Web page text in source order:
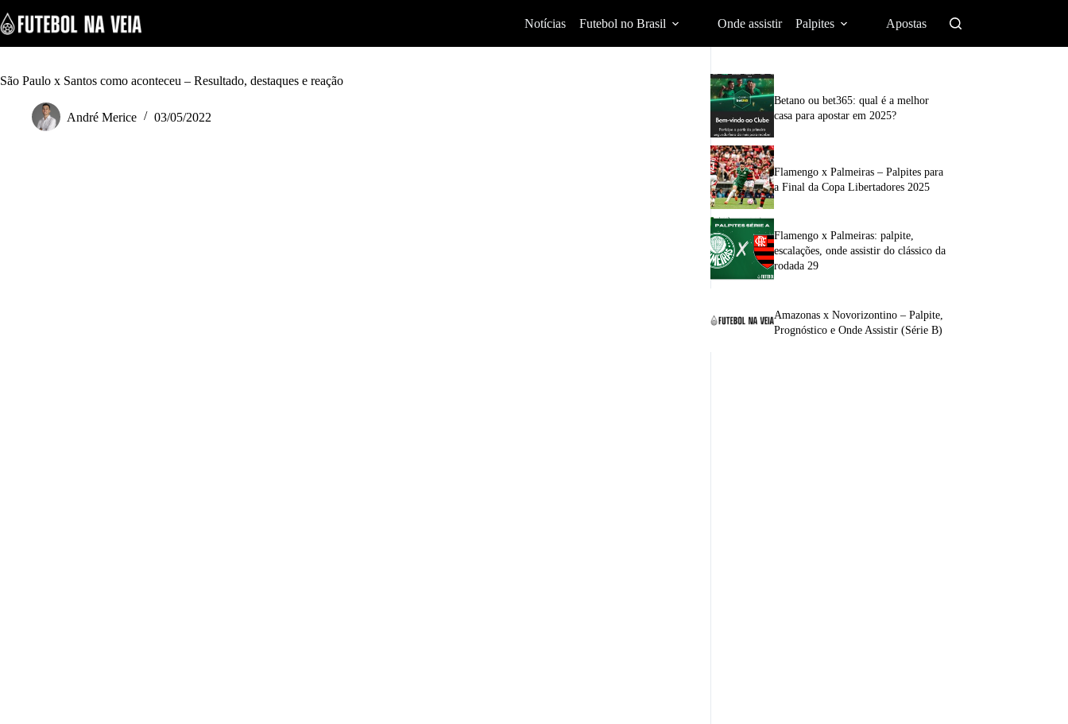
k
i
p
o
Notícias Futebol no Brasil Onde assistir Palpites Apostas
São Paulo x Santos como aconteceu – Resultado, destaques e reação
André Merice 03/05/2022
Betano ou bet365: qual é a melhor
casa para apostar em 2025?
Flamengo x Palmeiras – Palpites para
a Final da Copa Libertadores 2025
Flamengo x Palmeiras: palpite,
escalações, onde assistir do clássico da
rodada 29
Amazonas x Novorizontino – Palpite,
Prognóstico e Onde Assistir (Série B)